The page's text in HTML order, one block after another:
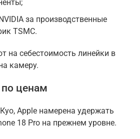
за производственные
TSMC.
на себестоимость линейки в
камеру.
ценам
Apple намерена удержать
18 Pro на прежнем уровне.